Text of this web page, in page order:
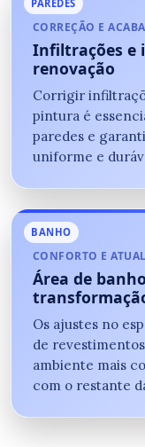
PAREDES
CORREÇÃO E
Infiltrações e
renovação
Corrigir
pintura é
paredes e
uniforme e
BANHO
CONFORTO E
Área de
Os ajustes no
de
ambiente mais
com o restante